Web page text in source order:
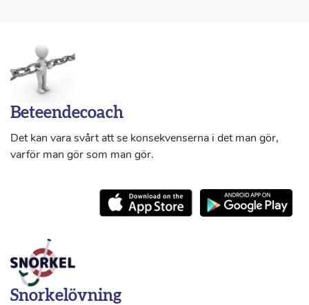
Beteendecoach
Det kan vara svårt att se konsekvenserna i det man gör,
varför man gör som man gör.
Snorkelövning